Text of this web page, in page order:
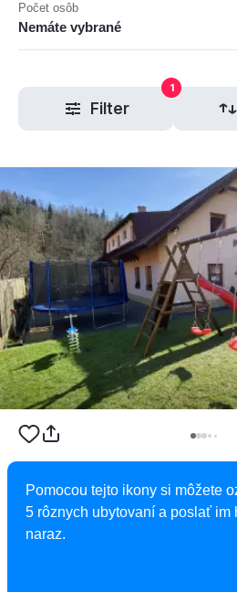
Počet osôb
Nemáte vybrané
Filter
1
Chata Fuňák
Chata, Oščadnica, Slovensko
25 osôb, 9 spální
Pomocou tejto ikony si môžete
5 rôznych ubytovaní a poslať im
naraz.